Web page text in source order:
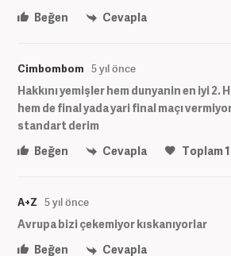
Beğen
Cevapla
Cimbombom 5 yıl önce
Hakkını yemişler hem dunyanin en iyi 2.
hem de final yada yari final maçı
standart derim
Beğen
Cevapla Toplam1
A+Z 5 yıl önce
Avrupa bizi çekemiyor kıskanıyorlar
Beğen
Cevapla